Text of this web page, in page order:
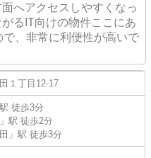
へアクセスしやすくなっ
るIT向けの物件ここにあ
、非常に利便性が高いで
１丁目12-17
徒歩3分
」駅 徒歩2分
」駅 徒歩3分